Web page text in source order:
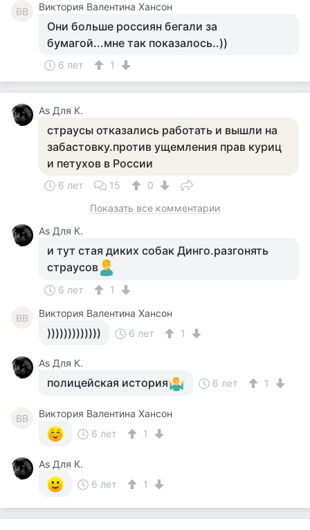
ВВ Виктория Валентина Хансон
Они больше россиян бегали за
бумагой...мне так показалось..))
6 лет 1
Аs Для К.
страусы отказались работать и вышли на
забастовку.против ущемления прав куриц
и петухов в России
6 лет 15
0
Показать все комментарии
Аs Для К.
и тут стая диких собак Динго.разгонять
страусов
6 лет 1
ВВ Виктория Валентина Хансон
))))))))))))) 6 лет 1
Аs Для К.
полицейская история 6 лет 1
ВВ
Виктория Валентина Хансон
6 лет
1
Аs Для К.
6 лет
1